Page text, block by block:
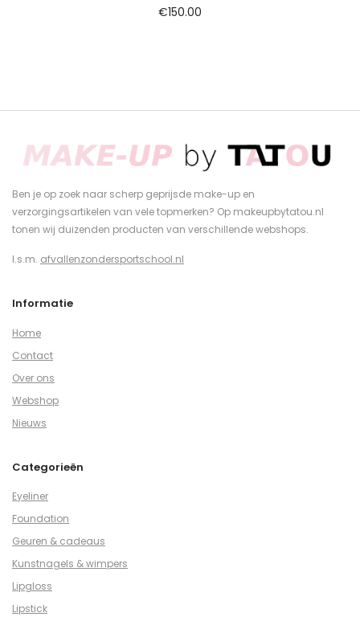
€150.00
Ben je op zoek naar scherp geprijsde make-up en
verzorgingsartikelen van vele topmerken? Op makeupbytatou.nl
tonen wij duizenden producten van verschillende webshops.
I.s.m. afvallenzondersportschool.nl
Informatie
Home
Contact
Over ons
Webshop
Nieuws
Categorieën
Eyeliner
Foundation
Geuren & cadeaus
Kunstnagels & wimpers
Lipgloss
Lipstick